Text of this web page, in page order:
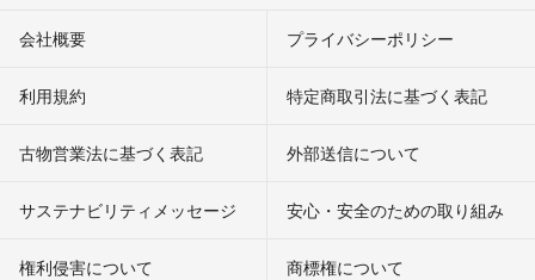
会社概要 プライバシーポリシー
利用規約 特定商取引法に基づく表記
古物営業法に基づく表記 外部送信について
サステナビリティメッセージ 安心・安全のための取り組み
権利侵害について
商標権について